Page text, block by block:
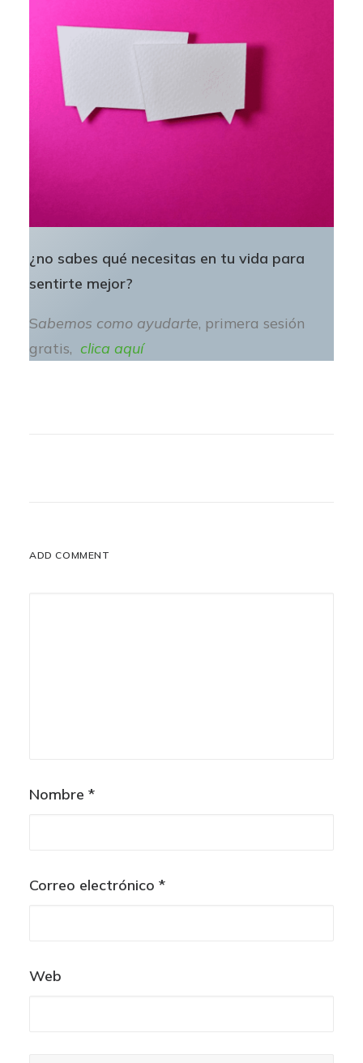
¿no sabes qué necesitas en tu vida para
sentirte mejor?
Sabemos como ayudarte, primera sesión
gratis, clica aquí
ADD COMMENT
Nombre *
Correo electrónico *
Web